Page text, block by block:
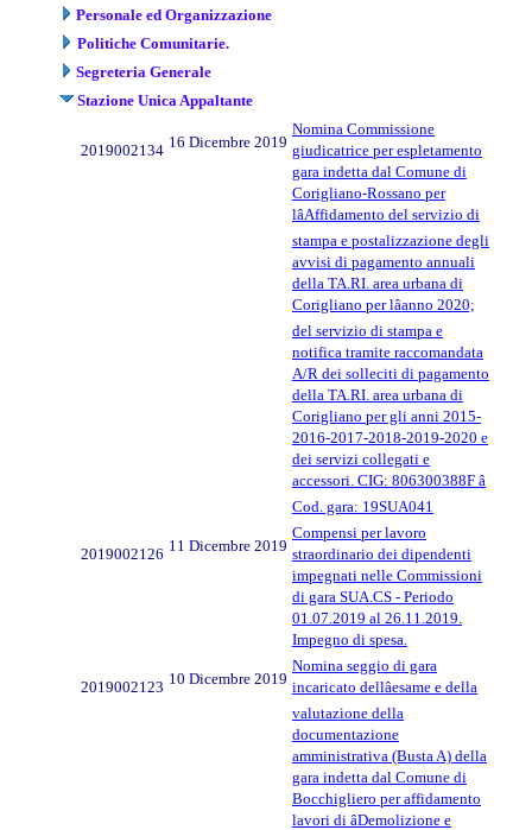
Personale ed Organizzazione
Politiche Comunitarie.
Segreteria Generale
Stazione Unica Appaltante
2019002134 16 Dicembre 2019
Nomina Commissione
giudicatrice per espletamento
gara indetta dal Comune di
Corigliano-Rossano per
lâAffidamento del servizio di
stampa e postalizzazione degli
avvisi di pagamento annuali
della TA.RI. area urbana di
Corigliano per lâanno 2020;
del servizio di stampa e
notifica tramite raccomandata
A/R dei solleciti di pagamento
della TA.RI. area urbana di
Corigliano per gli anni 2015-
2016-2017-2018-2019-2020 e
dei servizi collegati e
accessori. CIG: 806300388F â
Cod. gara: 19SUA041
2019002126 11 Dicembre 2019
Compensi per lavoro
straordinario dei dipendenti
impegnati nelle Commissioni
di gara SUA.CS - Periodo
01.07.2019 al 26.11.2019.
Impegno di spesa.
2019002123 10 Dicembre 2019
Nomina seggio di gara
incaricato dellâesame e della
valutazione della
documentazione
amministrativa (Busta A) della
gara indetta dal Comune di
Bocchigliero per affidamento
lavori di âDemolizione e